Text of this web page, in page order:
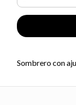
Sombrero con